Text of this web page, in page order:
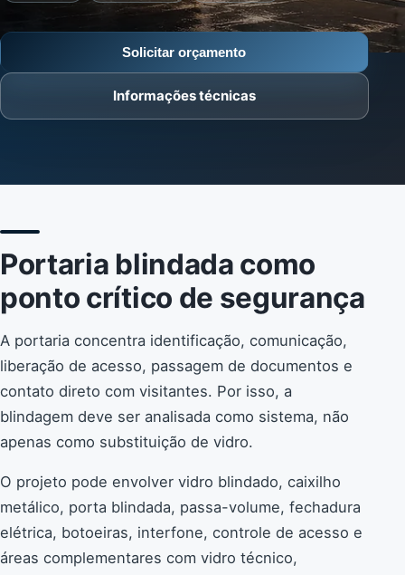
Solicitar orçamento
Informações técnicas
Portaria blindada como
ponto crítico de segurança
A portaria concentra identificação, comunicação,
liberação de acesso, passagem de documentos e
contato direto com visitantes. Por isso, a
blindagem deve ser analisada como sistema, não
apenas como substituição de vidro.
O projeto pode envolver vidro blindado, caixilho
metálico, porta blindada, passa-volume, fechadura
elétrica, botoeiras, interfone, controle de acesso e
áreas complementares com vidro técnico,